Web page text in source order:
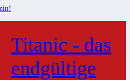
Titanic - das
endgültige